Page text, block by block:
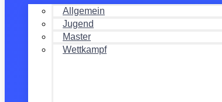
Allgemein
Jugend
Master
Wettkampf